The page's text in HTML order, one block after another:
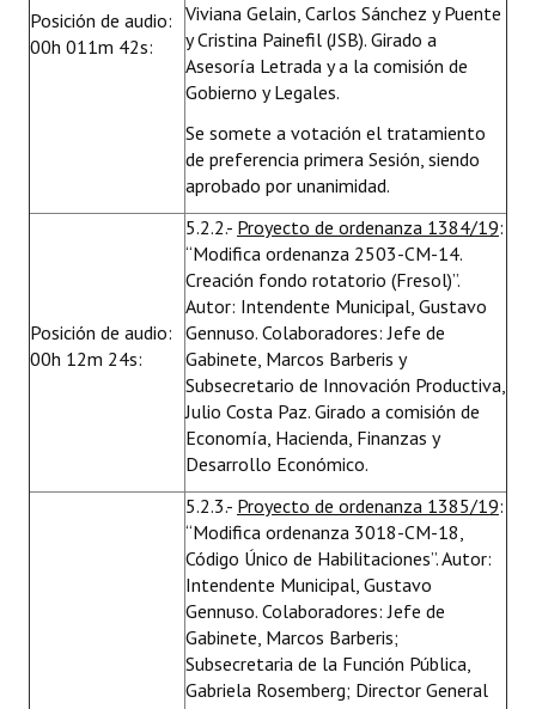
Posición de audio:
00h 011m 42s:
Viviana Gelain, Carlos Sánchez y Puente
y Cristina Painefil (JSB). Girado a
Asesoría Letrada y a la comisión de
Gobierno y Legales.
Se somete a votación el tratamiento
de preferencia primera Sesión, siendo
aprobado por unanimidad.
Posición de audio:
00h 12m 24s:
5.2.2.- Proyecto de ordenanza 1384/19:
“Modifica ordenanza 2503-CM-14.
Creación fondo rotatorio (Fresol)”.
Autor: Intendente Municipal, Gustavo
Gennuso. Colaboradores: Jefe de
Gabinete, Marcos Barberis y
Subsecretario de Innovación Productiva,
Julio Costa Paz. Girado a comisión de
Economía, Hacienda, Finanzas y
Desarrollo Económico.
5.2.3.- Proyecto de ordenanza 1385/19:
“Modifica ordenanza 3018-CM-18,
Código Único de Habilitaciones”. Autor:
Intendente Municipal, Gustavo
Gennuso. Colaboradores: Jefe de
Gabinete, Marcos Barberis;
Subsecretaria de la Función Pública,
Gabriela Rosemberg; Director General